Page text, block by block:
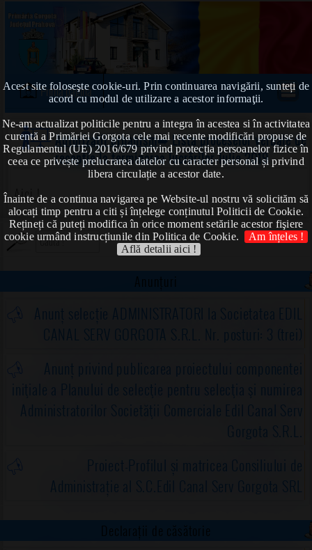
Acest site foloseşte cookie-uri. Prin continuarea navigării, sunteți de
acord cu modul de utilizare a acestor informaţii.
Ne-am actualizat politicile pentru a integra în acestea si în activitatea
curentă a Primăriei Gorgota cele mai recente modificări propuse de
Regulamentul (UE) 2016/679 privind protecția persoanelor fizice în
ceea ce privește prelucrarea datelor cu caracter personal și privind
libera circulație a acestor date.
Înainte de a continua navigarea pe Website-ul nostru vă solicităm să
alocați timp pentru a citi și înțelege conținutul Politicii de Cookie.
Rețineți că puteți modifica în orice moment setările acestor fişiere
cookie urmând instrucțiunile din Politica de Cookie.
Am înțeles !
Află detalii aici !
Prima pagină
Autorizații urbanism➠ Lista proceselor verbale de
recepție la terminarea lucrărilor-Iulie 2019
Aici !
Anunțuri
Anunț selecție ADMINISTRATORI la Societatea EDIL
CANAL SERV GORGOTA S.R.L. Nr. posturi: 3 (trei)
Anunț privind publicarea proiectului componentei
iniţiale a Planului de selecţie pentru selecţia şi numirea
Administratorilor Societăţii Comerciale Edil Canal Serv
Gorgota S.R.L.
Proiect-Profilul și matricea Consiliului de
Administrație al S.C.Edil Canal Serv Gorgota SRL
Declarații de căsătorie